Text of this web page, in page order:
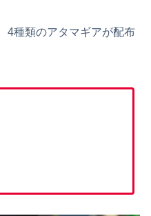
4種類のアタマギアが配布